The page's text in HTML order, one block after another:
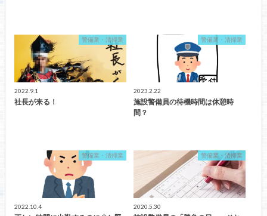
警備業・清掃業
2022.9.1
社長が来る！
警備業・清掃業
2023.2.22
施設警備員の待機時間は休憩時
間？
警備業・清掃業
2022.10.4
警備業・清掃業
2020.5.30